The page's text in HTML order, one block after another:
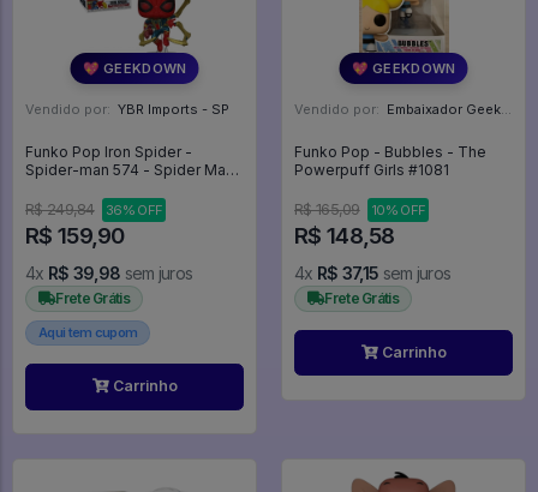
💖 GEEKDOWN
Vendido por: YBR Imports - SP
Funko Pop Iron Spider -
Spider-man 574 - Spider Man
R$ 249,84
36% OFF
R$ 159,90
4x R$ 39,98 sem juros
Frete Grátis
Aqui tem cupom
Carrinho
💖 GEEKDOWN
Vendido por: Embaixador Geek - SP
Funko Pop - Bubbles - The
Powerpuff Girls #1081
R$ 165,09 10% OFF
R$ 148,58
4x R$ 37,15 sem juros
Frete Grátis
Carrinho